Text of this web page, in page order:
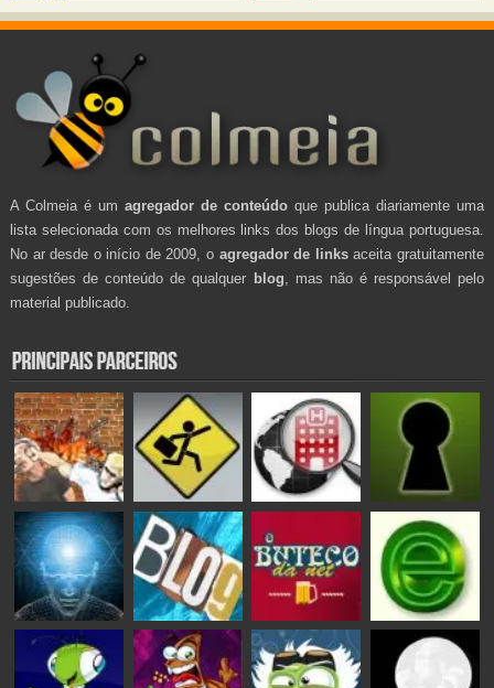
A Colmeia é um agregador de conteúdo que publica diariamente uma
lista selecionada com os melhores links dos blogs de língua portuguesa.
No ar desde o início de 2009, o agregador de linksaceita gratuitamente
sugestões de conteúdo de qualquer blog , mas não é responsável pelo
material publicado.